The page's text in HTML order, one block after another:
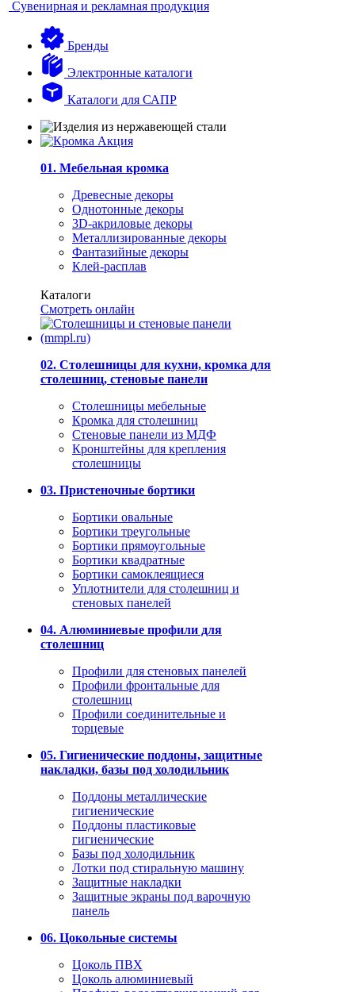
Сувенирная и рекламная продукция
Бренды
Электронные каталоги
Каталоги для САПР
01. Мебельная кромка
Древесные декоры
Однотонные декоры
3D-акриловые декоры
Металлизированные декоры
Фантазийные декоры
Клей-расплав
Каталоги
Смотреть онлайн
02. Столешницы для кухни, кромка для
столешниц, стеновые панели
Столешницы мебельные
Кромка для столешниц
Стеновые панели из МДФ
Кронштейны для крепления
столешницы
03. Пристеночные бортики
Бортики овальные
Бортики треугольные
Бортики прямоугольные
Бортики квадратные
Бортики самоклеящиеся
Уплотнители для столешниц и
стеновых панелей
04. Алюминиевые профили для
столешниц
Профили для стеновых панелей
Профили фронтальные для
столешниц
Профили соединительные и
торцевые
05. Гигиенические поддоны, защитные
накладки, базы под холодильник
Поддоны металлические
гигиенические
Поддоны пластиковые
гигиенические
Базы под холодильник
Лотки под стиральную машину
Защитные накладки
Защитные экраны под варочную
панель
06. Цокольные системы
Цоколь ПВХ
Цоколь алюминиевый